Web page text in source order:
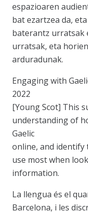
espazioaren
bat ezartzea da,
baterantz urratsak
urratsak, eta
arduradunak.
Engaging with
2022
[Young Scot] This
understanding of
Gaelic
online, and identify
use most when
information.
La llengua és el
Barcelona, i les